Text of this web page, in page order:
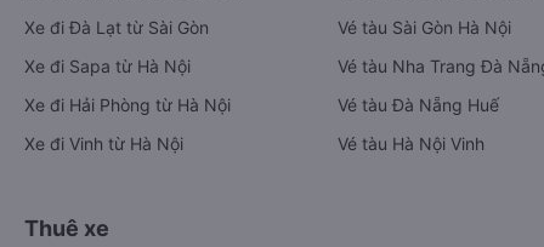
Xe đi Đà Lạt từ Sài Gòn
Xe đi Sapa từ Hà Nội
Xe đi Hải Phòng từ Hà Nội
Xe đi Vinh từ Hà Nội
Vé tàu Sài Gòn Hà Nội
Vé tàu Nha Trang Đà
Vé tàu Đà Nẵng Huế
Vé tàu Hà Nội Vinh
Thuê xe